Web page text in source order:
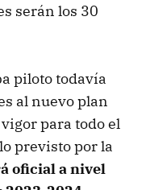
serán los 30
piloto todavía
al nuevo plan
para todo el
previsto por la
oficial a nivel